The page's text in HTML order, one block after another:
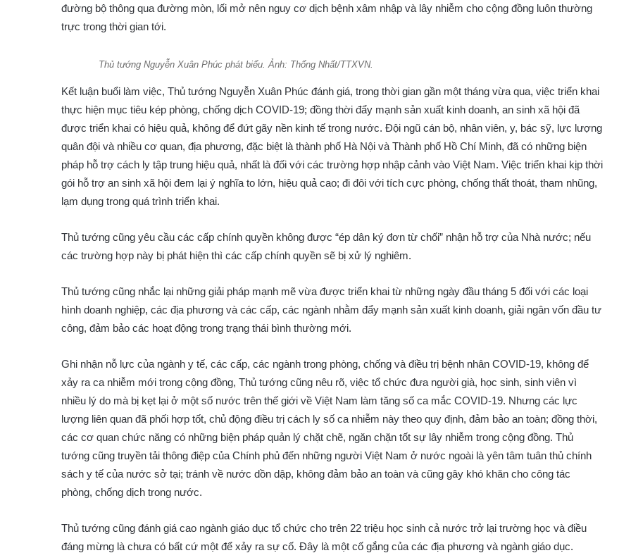
đường bộ thông qua đường mòn, lối mở nên nguy cơ dịch bệnh xâm nhập và lây nhiễm cho cộng đồng luôn thường
trực trong thời gian tới.
Thủ tướng Nguyễn Xuân Phúc phát biểu. Ảnh: Thống Nhất/TTXVN.
Kết luận buổi làm việc, Thủ tướng Nguyễn Xuân Phúc đánh giá, trong thời gian gần một tháng vừa qua, việc triển khai
thực hiện mục tiêu kép phòng, chống dịch COVID-19; đồng thời đẩy mạnh sản xuất kinh doanh, an sinh xã hội đã
được triển khai có hiệu quả, không để đứt gãy nền kinh tế trong nước. Đội ngũ cán bộ, nhân viên, y, bác sỹ, lực lượng
quân đội và nhiều cơ quan, địa phương, đặc biệt là thành phố Hà Nội và Thành phố Hồ Chí Minh, đã có những biện
pháp hỗ trợ cách ly tập trung hiệu quả, nhất là đối với các trường hợp nhập cảnh vào Việt Nam. Việc triển khai kịp thời
gói hỗ trợ an sinh xã hội đem lại ý nghĩa to lớn, hiệu quả cao; đi đôi với tích cực phòng, chống thất thoát, tham nhũng,
lạm dụng trong quá trình triển khai.
Thủ tướng cũng yêu cầu các cấp chính quyền không được “ép dân ký đơn từ chối” nhận hỗ trợ của Nhà nước; nếu
các trường hợp này bị phát hiện thì các cấp chính quyền sẽ bị xử lý nghiêm.
Thủ tướng cũng nhắc lại những giải pháp mạnh mẽ vừa được triển khai từ những ngày đầu tháng 5 đối với các loại
hình doanh nghiệp, các địa phương và các cấp, các ngành nhằm đẩy mạnh sản xuất kinh doanh, giải ngân vốn đầu tư
công, đảm bảo các hoạt động trong trạng thái bình thường mới.
Ghi nhận nỗ lực của ngành y tế, các cấp, các ngành trong phòng, chống và điều trị bệnh nhân COVID-19, không để
xảy ra ca nhiễm mới trong cộng đồng, Thủ tướng cũng nêu rõ, việc tổ chức đưa người già, học sinh, sinh viên vì
nhiều lý do mà bị kẹt lại ở một số nước trên thế giới về Việt Nam làm tăng số ca mắc COVID-19. Nhưng các lực
lượng liên quan đã phối hợp tốt, chủ động điều trị cách ly số ca nhiễm này theo quy định, đảm bảo an toàn; đồng thời,
các cơ quan chức năng có những biện pháp quản lý chặt chẽ, ngăn chặn tốt sự lây nhiễm trong cộng đồng. Thủ
tướng cũng truyền tải thông điệp của Chính phủ đến những người Việt Nam ở nước ngoài là yên tâm tuân thủ chính
sách y tế của nước sở tại; tránh về nước dồn dập, không đảm bảo an toàn và cũng gây khó khăn cho công tác
phòng, chống dịch trong nước.
Thủ tướng cũng đánh giá cao ngành giáo dục tổ chức cho trên 22 triệu học sinh cả nước trở lại trường học và điều
đáng mừng là chưa có bất cứ một để xảy ra sự cố. Đây là một cố gắng của các địa phương và ngành giáo dục.